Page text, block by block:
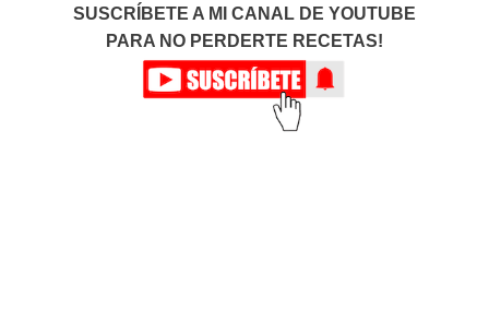
SUSCRÍBETE A MI CANAL DE YOUTUBE
PARA NO PERDERTE RECETAS!